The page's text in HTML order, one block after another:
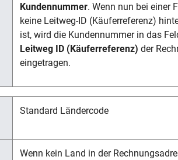
Kundennummer. Wenn nun bei einer
keine Leitweg-ID (Käuferreferenz)
ist, wird die Kundennummer in das
Leitweg ID (Käuferreferenz) der
eingetragen.
Standard Ländercode
Wenn kein Land in der